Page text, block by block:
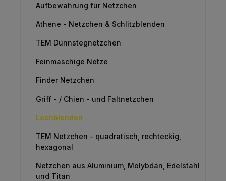
Aufbewahrung für Netzchen
Athene - Netzchen & Schlitzblenden
TEM Dünnstegnetzchen
Feinmaschige Netze
Finder Netzchen
Griff - / Chien - und Faltnetzchen
Lochblenden
TEM Netzchen - quadratisch, rechteckig,
hexagonal
Netzchen aus Aluminium, Molybdän, Edelstahl
und Titan